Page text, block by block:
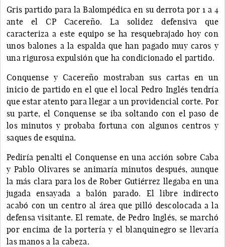
Gris partido para la Balompédica en su derrota por 1 a 4
ante el CP Cacereño. La solidez defensiva que
caracteriza a este equipo se ha resquebrajado hoy con
unos balones a la espalda que han pagado muy caros y
una rigurosa expulsión que ha condicionado el partido.
Conquense y Cacereño mostraban sus cartas en un
inicio de partido en el que el local Pedro Inglés tendría
que estar atento para llegar a un providencial corte. Por
su parte, el Conquense se iba soltando con el paso de
los minutos y probaba fortuna con algunos centros y
saques de esquina.
Pediría penalti el Conquense en una acción sobre Caba
y Pablo Olivares se animaría minutos después, aunque
la más clara para los de Rober Gutiérrez llegaba en una
jugada ensayada a balón parado. El libre indirecto
acabó con un centro al área que pilló descolocada a la
defensa visitante. El remate, de Pedro Inglés, se marchó
por encima de la portería y el blanquinegro se llevaría
las manos a la cabeza.